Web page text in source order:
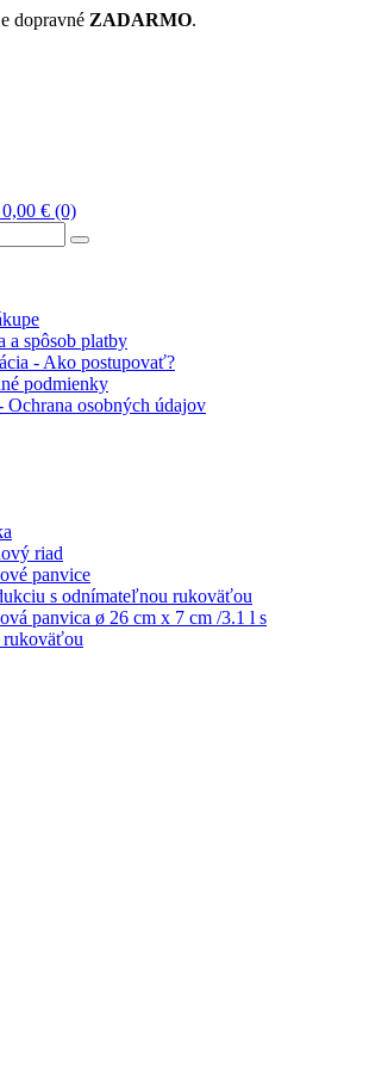
dopravné ZADARMO.
€ (0)
a spôsob platby
- Ako postupovať?
podmienky
Ochrana osobných údajov
riad
panvice
s odnímateľnou rukoväťou
panvica ø 26 cm x 7 cm /3.1 l s